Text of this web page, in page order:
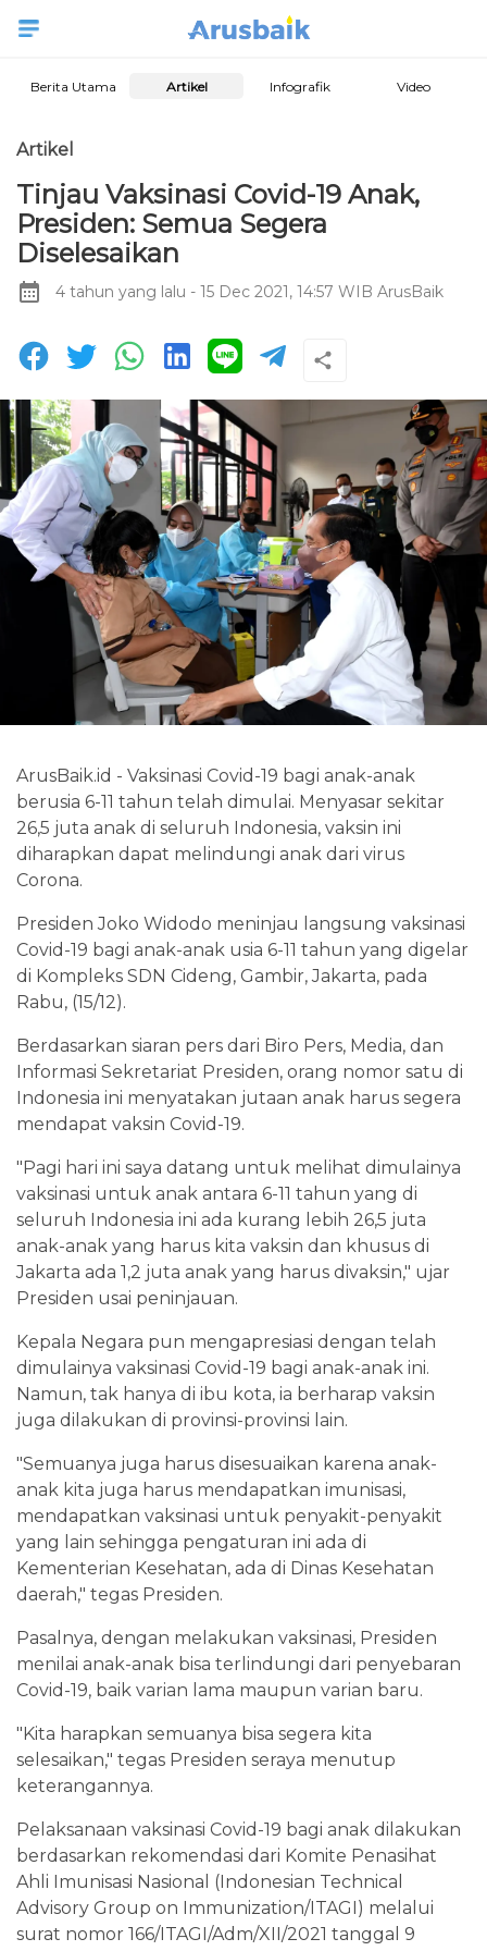
Berita Utama Artikel Infografik Video
Artikel
Tinjau Vaksinasi Covid-19 Anak,
Presiden: Semua Segera
Diselesaikan
4 tahun yang lalu - 15 Dec 2021, 14:57 WIB ArusBaik
ArusBaik.id - Vaksinasi Covid-19 bagi anak-anak
berusia 6-11 tahun telah dimulai. Menyasar sekitar
26,5 juta anak di seluruh Indonesia, vaksin ini
diharapkan dapat melindungi anak dari virus
Corona.
Presiden Joko Widodo meninjau langsung vaksinasi
Covid-19 bagi anak-anak usia 6-11 tahun yang digelar
di Kompleks SDN Cideng, Gambir, Jakarta, pada
Rabu, (15/12).
Berdasarkan siaran pers dari Biro Pers, Media, dan
Informasi Sekretariat Presiden, orang nomor satu di
Indonesia ini menyatakan jutaan anak harus segera
mendapat vaksin Covid-19.
"Pagi hari ini saya datang untuk melihat dimulainya
vaksinasi untuk anak antara 6-11 tahun yang di
seluruh Indonesia ini ada kurang lebih 26,5 juta
anak-anak yang harus kita vaksin dan khusus di
Jakarta ada 1,2 juta anak yang harus divaksin," ujar
Presiden usai peninjauan.
Kepala Negara pun mengapresiasi dengan telah
dimulainya vaksinasi Covid-19 bagi anak-anak ini.
Namun, tak hanya di ibu kota, ia berharap vaksin
juga dilakukan di provinsi-provinsi lain.
"Semuanya juga harus disesuaikan karena anak-
anak kita juga harus mendapatkan imunisasi,
mendapatkan vaksinasi untuk penyakit-penyakit
yang lain sehingga pengaturan ini ada di
Kementerian Kesehatan, ada di Dinas Kesehatan
daerah," tegas Presiden.
Pasalnya, dengan melakukan vaksinasi, Presiden
menilai anak-anak bisa terlindungi dari penyebaran
Covid-19, baik varian lama maupun varian baru.
"Kita harapkan semuanya bisa segera kita
selesaikan," tegas Presiden seraya menutup
keterangannya.
Pelaksanaan vaksinasi Covid-19 bagi anak dilakukan
berdasarkan rekomendasi dari Komite Penasihat
Ahli Imunisasi Nasional (Indonesian Technical
Advisory Group on Immunization/ITAGI) melalui
surat nomor 166/ITAGI/Adm/XII/2021 tanggal 9